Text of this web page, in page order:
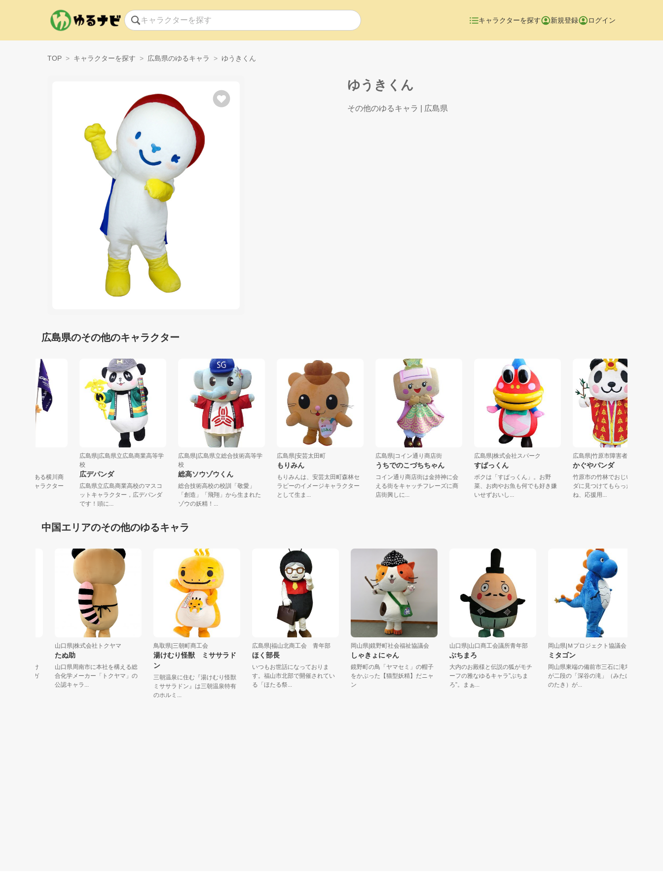
キャラクターを探す 新規登録 ログイン
TOP キャラクターを探す 広島県のゆるキャラ ゆうきくん
ゆうきくん
その他のゆるキャラ | 広島県
広島県のその他のキャラクター
県広島市西区にある横川商
のマスコットキャラクター
広島県|広島県立広島商業高等学
広デパンダ
広島県立広島商業高校のマスコ
ットキャラクター，広デパンダ
です！頭に...
広島県|広島県立総合技術高等学
総高ソウゾウくん
総合技術高校の校訓「敬愛」
「創造」「飛翔」から生まれた
ゾウの妖精！...
広島県|安芸太田町
もりみん
もりみんは、安芸太田町森林セ
ラピーのイメージキャラクター
として生ま...
広島県|コイン通り商店街
うちでのこづちちゃん
コイン通り商店街は金持神に会
える街をキャッチフレーズに商
店街興しに...
広島県|株式会社スパーク
すぱっくん
ボクは「すぱっくん」。お野
菜、お肉やお魚も何でも好き嫌
いせずおいし...
広島県|竹原市障害者自立支...
かぐやパンダ
竹原市の竹林でおじいさんパ
ダに見つけてもらったよ。あ
ね、応援用...
中国エリアのその他のゆるキャラ
山口県|株式会社トクヤマ
たぬ助
山口県周南市に本社を構える総
合化学メーカー「トクヤマ」の
公認キャラ...
鳥取県|三朝町商工会
湯けむり怪獣 ミササラド
三朝温泉に住む『湯けむり怪獣
ミササラドン』は三朝温泉特有
のホルミ...
広島県|福山北商工会 青年部
ほく部長
いつもお世話になっておりま
す。福山市北部で開催されてい
る「ほたる祭...
岡山県|鏡野町社会福祉協議会
しゃきょにゃん
鏡野町の鳥「ヤマセミ」の帽子
をかぶった【猫型妖精】だニャ
山口県|山口商工会議所青年部
ぶちまろ
大内のお殿様と伝説の狐がモチ
ーフの雅なゆるキャラ”ぶちま
ろ”。まぁ...
岡山県|Ｍプロジェクト協議会
ミタゴン
岡山県東端の備前市三石に滝坪
が二段の「深谷の滝」（みたに
のたき）が...